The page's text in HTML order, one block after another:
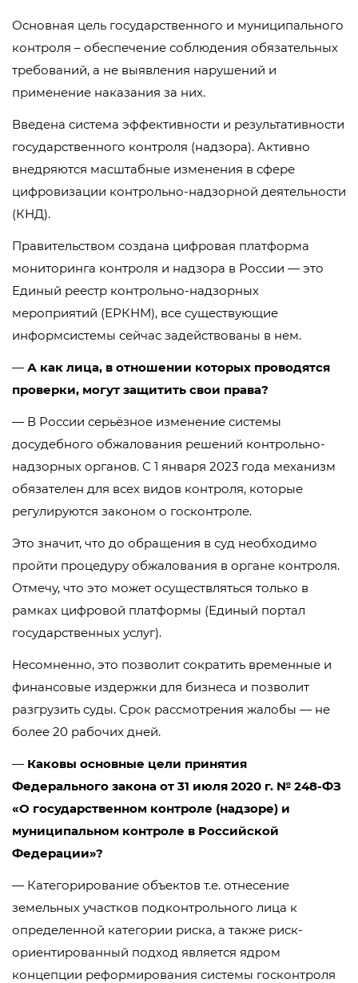
Основная цель государственного и муниципального
контроля – обеспечение соблюдения обязательных
требований, а не выявления нарушений и
применение наказания за них.
Введена система эффективности и результативности
государственного контроля (надзора). Активно
внедряются масштабные изменения в сфере
цифровизации контрольно-надзорной деятельности
(КНД).
Правительством создана цифровая платформа
мониторинга контроля и надзора в России — это
Единый реестр контрольно-надзорных
мероприятий (ЕРКНМ), все существующие
информсистемы сейчас задействованы в нем.
— А как лица, в отношении которых проводятся
проверки, могут защитить свои права?
— В России серьёзное изменение системы
досудебного обжалования решений контрольно-
надзорных органов. С 1 января 2023 года механизм
обязателен для всех видов контроля, которые
регулируются законом о госконтроле.
Это значит, что до обращения в суд необходимо
пройти процедуру обжалования в органе контроля.
Отмечу, что это может осуществляться только в
рамках цифровой платформы (Единый портал
государственных услуг).
Несомненно, это позволит сократить временные и
финансовые издержки для бизнеса и позволит
разгрузить суды. Срок рассмотрения жалобы ― не
более 20 рабочих дней.
— Каковы основные цели принятия
Федерального закона от 31 июля 2020 г. № 248-ФЗ
«О государственном контроле (надзоре) и
муниципальном контроле в Российской
Федерации»?
— Категорирование объектов т.е. отнесение
земельных участков подконтрольного лица к
определенной категории риска, а также риск-
ориентированный подход является ядром
концепции реформирования системы госконтроля